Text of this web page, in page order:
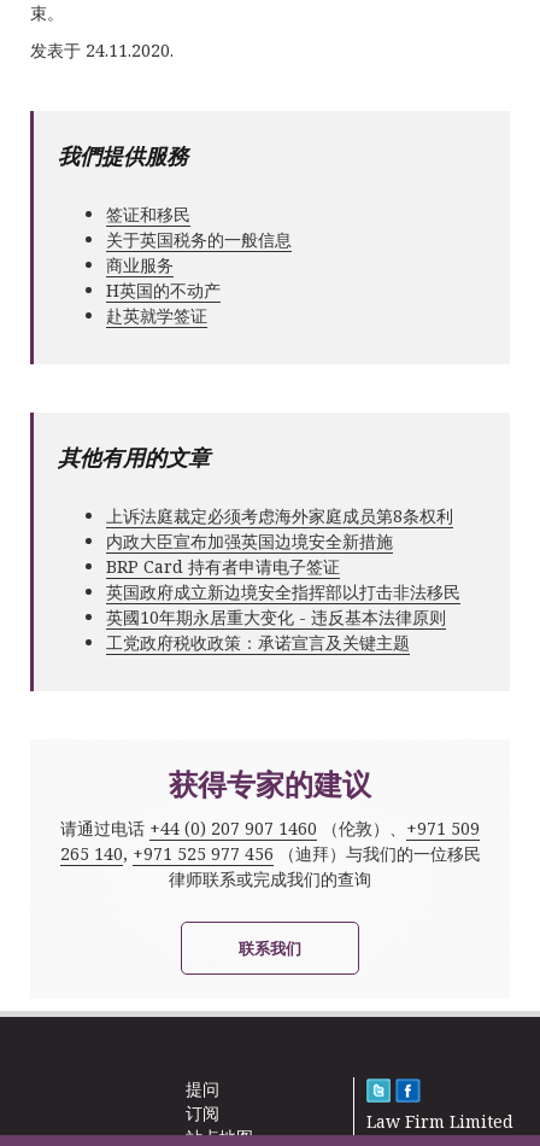
束。
发表于 24.11.2020.
我們提供服務
签证和移民
关于英国税务的一般信息
商业服务
Н英国的不动产
赴英就学签证
其他有用的文章
上诉法庭裁定必须考虑海外家庭成员第8条权利
内政大臣宣布加强英国边境安全新措施
BRP Card 持有者申请电子签证
英国政府成立新边境安全指挥部以打击非法移民
英國10年期永居重大变化 - 违反基本法律原则
工党政府税收政策：承诺宣言及关键主题
获得专家的建议
请通过电话 +44 (0) 207 907 1460 （伦敦）、 +971 509
265 140, +971 525 977 456 （迪拜）与我们的一位移民
律师联系或完成我们的查询
联系我们
提问
订阅
站点地图
Law Firm Limited